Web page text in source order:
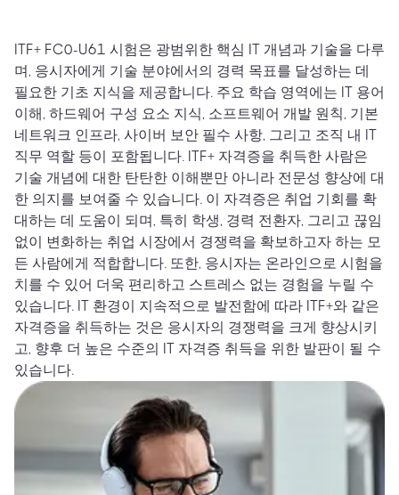
ITF+ FC0-U61 시험은 광범위한 핵심 IT 개념과 기술을 다루
며, 응시자에게 기술 분야에서의 경력 목표를 달성하는 데
필요한 기초 지식을 제공합니다. 주요 학습 영역에는 IT 용어
이해, 하드웨어 구성 요소 지식, 소프트웨어 개발 원칙, 기본
네트워크 인프라, 사이버 보안 필수 사항, 그리고 조직 내 IT
직무 역할 등이 포함됩니다. ITF+ 자격증을 취득한 사람은
기술 개념에 대한 탄탄한 이해뿐만 아니라 전문성 향상에 대
한 의지를 보여줄 수 있습니다. 이 자격증은 취업 기회를 확
대하는 데 도움이 되며, 특히 학생, 경력 전환자, 그리고 끊임
없이 변화하는 취업 시장에서 경쟁력을 확보하고자 하는 모
든 사람에게 적합합니다. 또한, 응시자는 온라인으로 시험을
치를 수 있어 더욱 편리하고 스트레스 없는 경험을 누릴 수
있습니다. IT 환경이 지속적으로 발전함에 따라 ITF+와 같은
자격증을 취득하는 것은 응시자의 경쟁력을 크게 향상시키
고, 향후 더 높은 수준의 IT 자격증 취득을 위한 발판이 될 수
있습니다.